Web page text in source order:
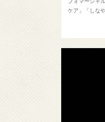
ケア」「しな